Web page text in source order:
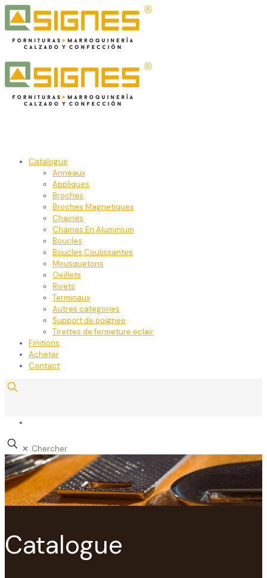
Catalogue
Anneaux
Appliques
Broches
Broches Magnetiques
Chaines
Chaines En Aluminium
Boucles
Boucles Coulissantes
Mousquetons
Oeillets
Rivets
Terminaux
Autres categories
Support de poignee
Tirettes de fermeture eclair
Finitions
Acheter
Contact
✕
Catalogue